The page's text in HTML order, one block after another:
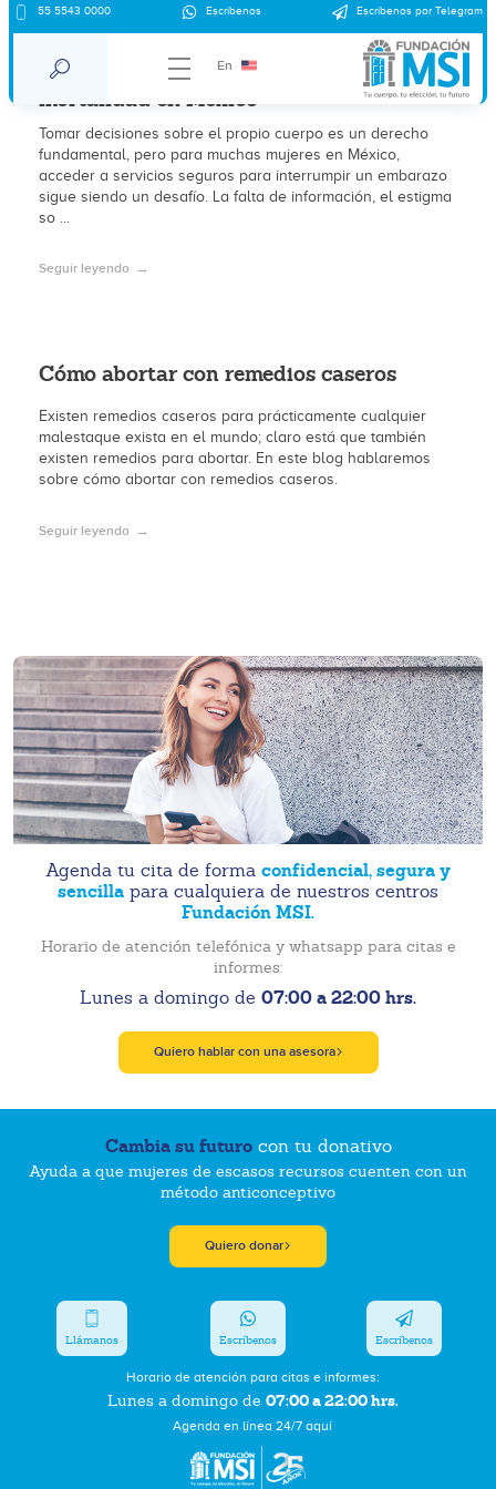
55 5543 0000 Escríbenos Escríbenos por Telegram
En
El lado oscuro de los abortos
clandestinos: cifras alarmantes de
mortalidad en México
Tomar decisiones sobre el propio cuerpo es un derecho
fundamental, pero para muchas mujeres en México,
acceder a servicios seguros para interrumpir un embarazo
sigue siendo un desafío. La falta de información, el estigma
so ...
Seguir leyendo
Cómo abortar con remedios caseros
Existen remedios caseros para prácticamente cualquier
malestaque exista en el mundo; claro está que también
existen remedios para abortar. En este blog hablaremos
sobre cómo abortar con remedios caseros.
Seguir leyendo
Agenda tu cita de forma confidencial, segura y
sencilla para cualquiera de nuestros centros
Fundación MSI.
Horario de atención telefónica y whatsapp para citas e
informes:
Lunes a domingo de 07:00 a 22:00 hrs.
Quiero hablar con una asesora
Cambia su futurocon tu donativo
Ayuda a que mujeres de escasos recursos cuenten con un
método anticonceptivo
Quiero donar
Horario de atención para citas e informes:
Lunes a domingo de 07:00 a 22:00 hrs.
Agenda en línea 24/7 aquí
Llámanos Escríbenos Escríbenos